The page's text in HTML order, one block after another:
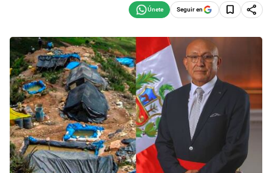
Seguir en